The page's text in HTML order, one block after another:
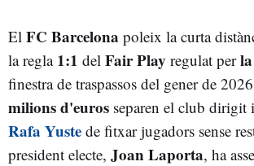
El FC Barcelona poleix la curta
la regla 1:1 del Fair Play regulat per
finestra de traspassos del gener de
milions d'euros separen el club dirigit
Rafa Yuste de fitxar jugadors sense
president electe, Joan Laporta, ha